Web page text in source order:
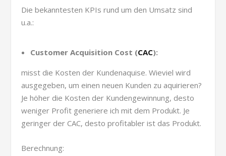
Die bekanntesten KPIs rund um den Umsatz sind
u.a.:
Customer Acquisition Cost (CAC):
misst die Kosten der Kundenaquise. Wieviel wird
ausgegeben, um einen neuen Kunden zu aquirieren?
Je höher die Kosten der Kundengewinnung, desto
weniger Profit generiere ich mit dem Produkt. Je
geringer der CAC, desto profitabler ist das Produkt.
Berechnung: